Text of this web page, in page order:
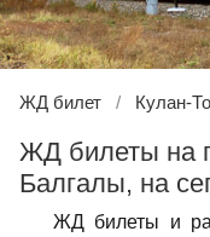
ЖД билет Кулан-
ЖД билеты на
Балгалы, на
ЖД билеты и